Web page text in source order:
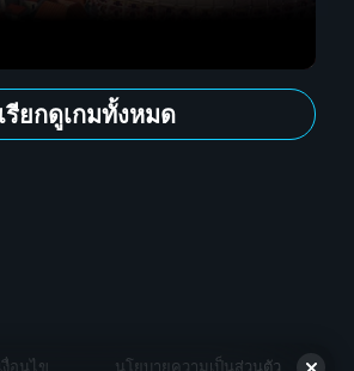
เรียกดูเกมทั้งหมด
อนไข นโยบายความเป็นส่วนตัว